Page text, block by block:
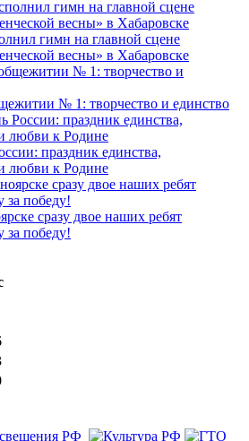
гимн на главной сцене
весны» в Хабаровске
№ 1: творчество и единство
праздник единства,
любви к Родине
сразу двое наших ребят
за победу!